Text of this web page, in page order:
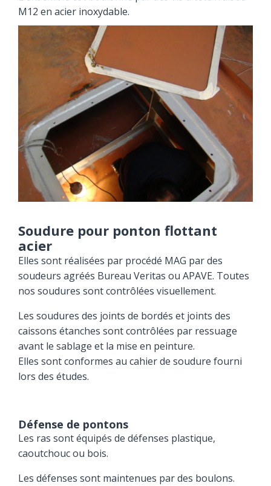
M12 en acier inoxydable.
Soudure pour ponton flottant
acier
Elles sont réalisées par procédé MAG par des
soudeurs agréés Bureau Veritas ou APAVE. Toutes
nos soudures sont contrôlées visuellement.
Les soudures des joints de bordés et joints des
caissons étanches sont contrôlées par ressuage
avant le sablage et la mise en peinture.
Elles sont conformes au cahier de soudure fourni
lors des études.
Défense de pontons
Les ras sont équipés de défenses plastique,
caoutchouc ou bois.
Les défenses sont maintenues par des boulons.